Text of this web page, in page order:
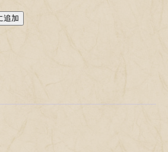
追加